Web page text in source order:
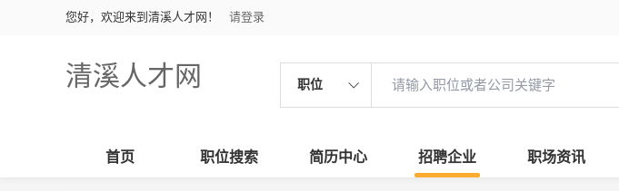
您好，欢迎来到清溪人才网！ 请登录
清溪人才网 职位
首页 职位搜索 简历中心 招聘企业 职场资讯